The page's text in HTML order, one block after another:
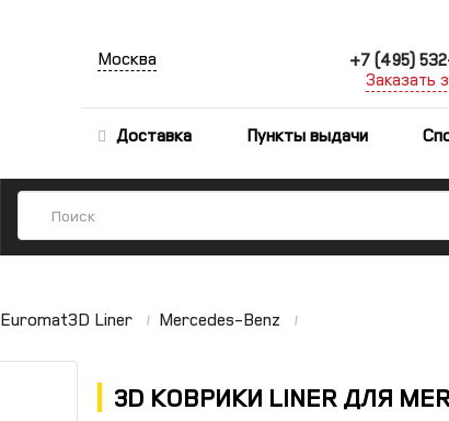
Москва +7 (495)
Заказать
Доставка Пункты выдачи
Euromat3D Liner Mercedes-Benz
3D КОВРИКИ LINER ДЛЯ